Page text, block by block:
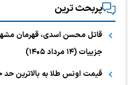
پربحث ترین
قاتل محسن اسدی، قهرمان
جزییات (۱۴ مرداد ۱۴۰۵)
قیمت اونس طلا به بالاترین حد خود در ۷ هفته